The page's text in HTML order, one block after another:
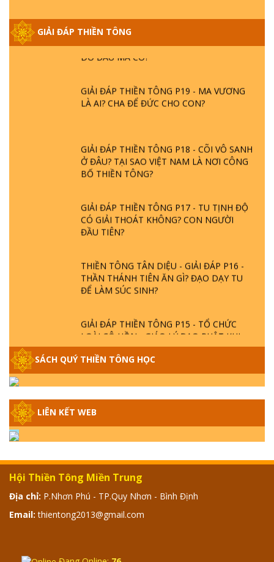
GIẢI ĐÁP THIỀN TÔNG
GIẢI ĐÁP THIỀN TÔNG ĐẶC BIỆT PHẦN 20
GIẢI ĐÁP THIỀN TÔNG P19 - MA VƯƠNG
LÀ AI? CHA ĐỂ ĐỨC CHO CON?
GIẢI ĐÁP THIỀN TÔNG P18 - CÕI VÔ SANH
Ở ĐÂU? TẠI SAO VIỆT NAM LÀ NƠI CÔNG
BỐ THIỀN TÔNG?
GIẢI ĐÁP THIỀN TÔNG P17 - TU TỊNH ĐỘ
CÓ GIẢI THOÁT KHÔNG? CON NGƯỜI
ĐẦU TIÊN?
THIỀN TÔNG TÂN DIỆU - GIẢI ĐÁP P16 -
THẦN THÁNH TIÊN ĂN GÌ? ĐẠO DẠY TU
ĐỂ LÀM SÚC SINH?
GIẢI ĐÁP THIỀN TÔNG P15 - TỔ CHỨC
LOÀI CÔ HỒN - GIÁO LÝ ĐẠO PHẬT KHI
NÀO XUẤT BẢN
NGUỒN GỐC ÂM LỊCH DƯƠNG LỊCH -
TẦNG BÌNH LƯU LỚN ĐẾN ĐÂU
KHÔNG? XÁ LỢI PHẬT THẬT - GIẢ | TTTD
GIẢI ĐÁP THIỀN TÔNG ĐẶC BIỆT - P12 -
THÁNH ĐÂM THẦN VẶN HỌNG?
SÁCH QUÝ THIỀN TÔNG HỌC
LIÊN KẾT WEB
Hội Thiền Tông Miền Trung
Địa chỉ: P.Nhơn Phú - TP.Quy Nhơn - Bình Định
Email: thientong2013@gmail.com